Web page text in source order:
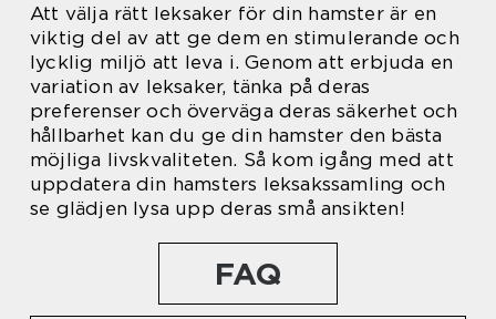
Att välja rätt leksaker för din hamster är en
viktig del av att ge dem en stimulerande och
lycklig miljö att leva i. Genom att erbjuda en
variation av leksaker, tänka på deras
preferenser och överväga deras säkerhet och
hållbarhet kan du ge din hamster den bästa
möjliga livskvaliteten. Så kom igång med att
uppdatera din hamsters leksakssamling och
se glädjen lysa upp deras små ansikten!
FAQ